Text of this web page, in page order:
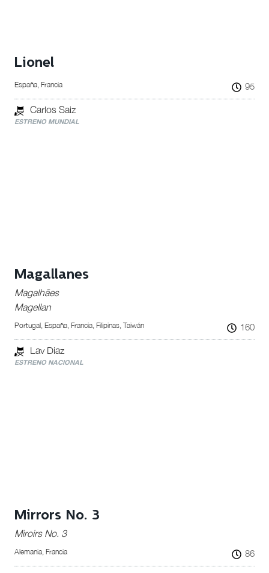
Lionel
España, Francia 95
Carlos Saiz
ESTRENO MUNDIAL
Magallanes
Magalhães
Magellan
Portugal, España, Francia, Filipinas, Taiwán 160
Lav Diaz
ESTRENO NACIONAL
Mirrors No. 3
Miroirs No. 3
Alemania, Francia 86